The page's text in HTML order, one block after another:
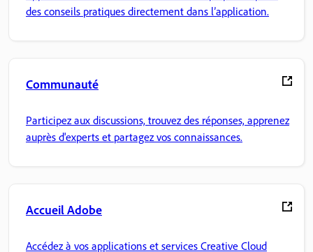
des conseils pratiques directement dans l’application.
Communauté
Participez aux discussions, trouvez des réponses, apprenez
auprès d'experts et partagez vos connaissances.
Accueil Adobe
Accédez à vos applications et services Creative Cloud